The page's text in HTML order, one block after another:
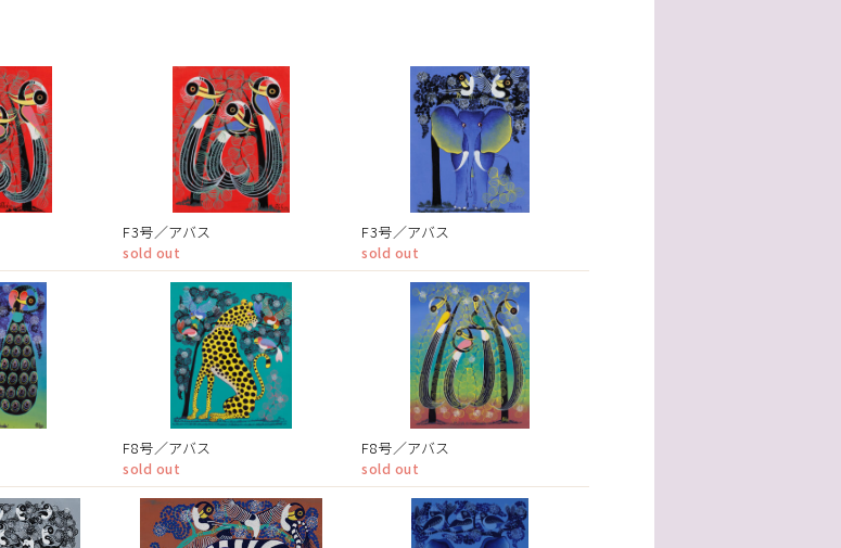
F3号／アバス
sold out
F3号／アバス
sold out
F8号／アバス
sold out
F8号／アバス
sold out